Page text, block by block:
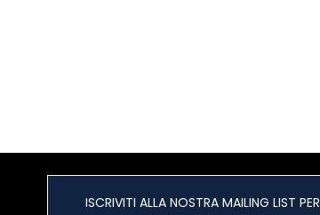
ISCRIVITI ALLA NOSTRA MAILING LIST PER